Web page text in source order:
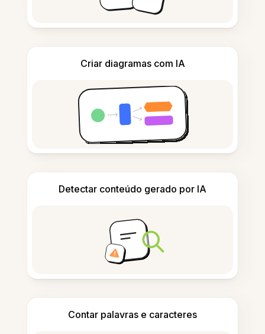
Criar diagramas com IA
Detectar conteúdo gerado por IA
Contar palavras e caracteres